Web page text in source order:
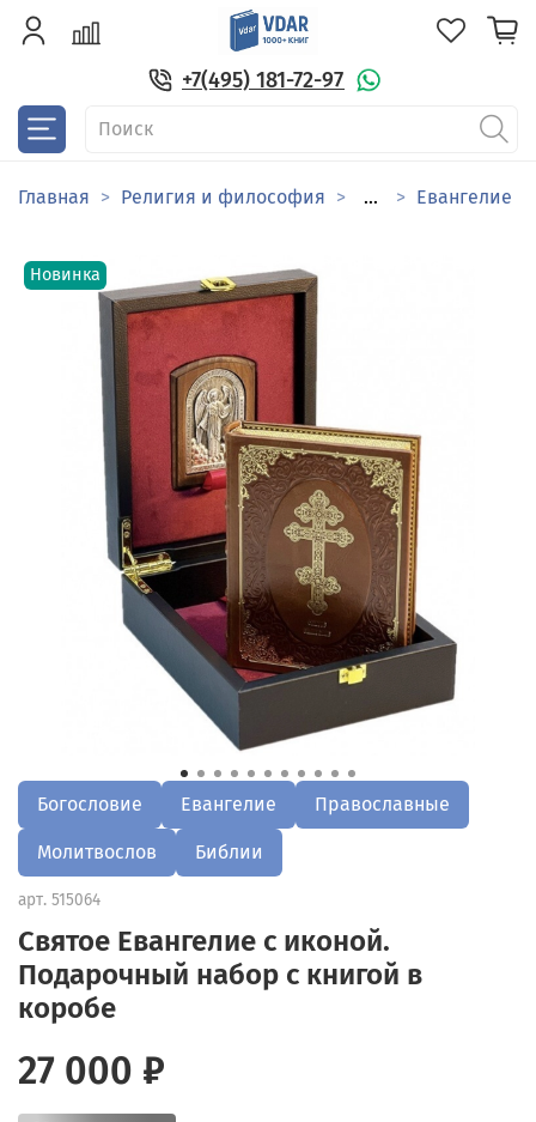
+7(495) 181-72-97
Главная Религия и философия ... Евангелие
Новинка
Богословие Евангелие Православные
Молитвослов Библии
арт. 515064
Святое Евангелие с иконой.
Подарочный набор с книгой в
коробе
27 000 ₽